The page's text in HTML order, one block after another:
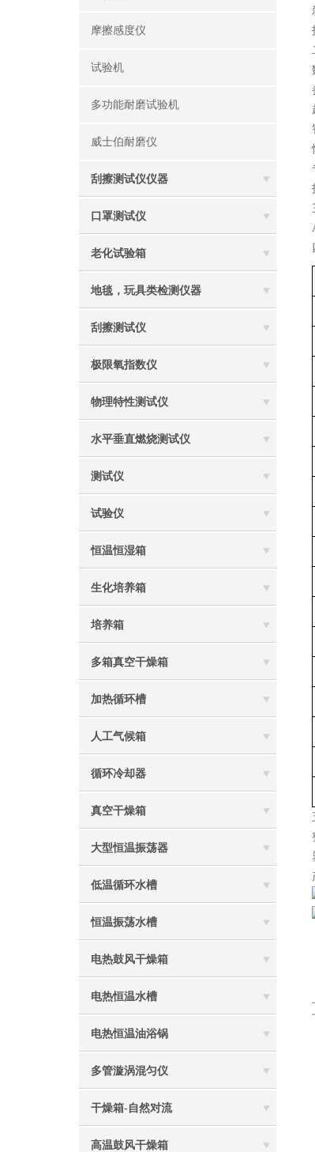
摩擦感度仪
试验机
多功能耐磨试验机
威士伯耐磨仪
刮擦测试仪仪器
口罩测试仪
老化试验箱
地毯，玩具类检测仪器
刮擦测试仪
极限氧指数仪
物理特性测试仪
水平垂直燃烧测试仪
测试仪
试验仪
恒温恒湿箱
生化培养箱
培养箱
多箱真空干燥箱
加热循环槽
人工气候箱
循环冷却器
真空干燥箱
大型恒温振荡器
低温循环水槽
恒温振荡水槽
电热鼓风干燥箱
电热恒温水槽
电热恒温油浴锅
多管漩涡混匀仪
干燥箱-自然对流
高温鼓风干燥箱